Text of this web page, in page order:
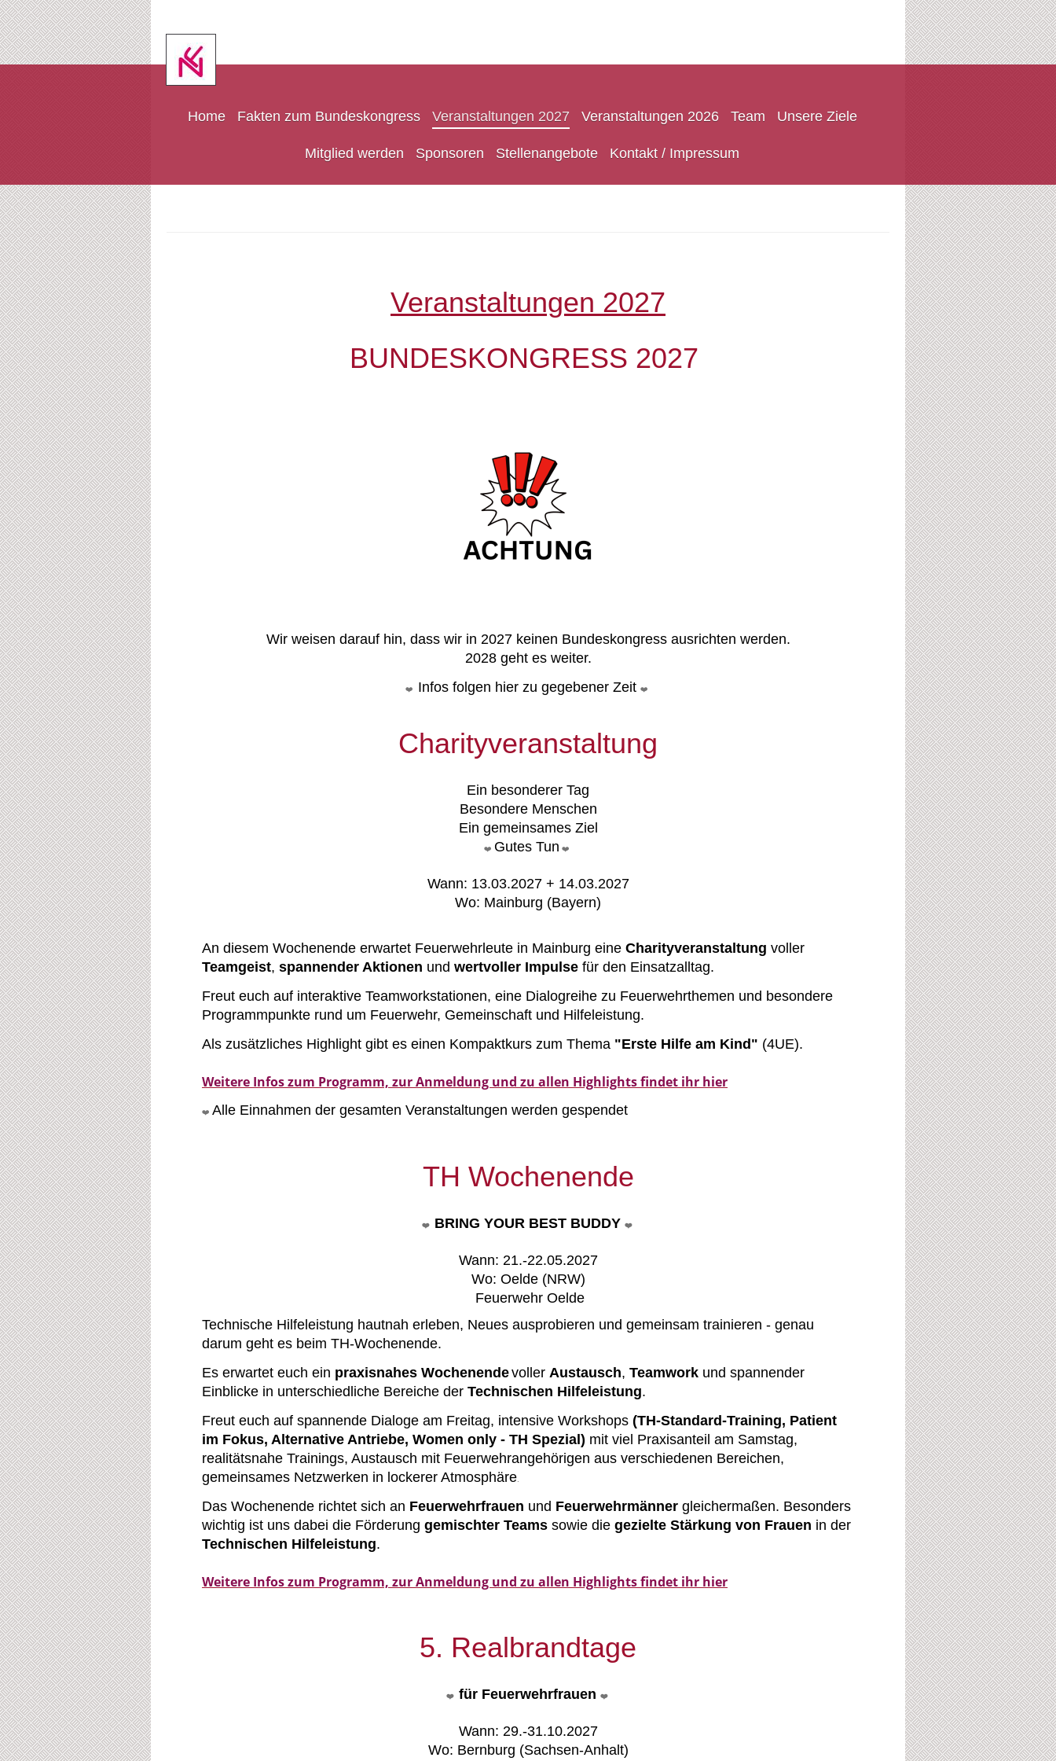
Home Fakten zum Bundeskongress Veranstaltungen 2027 Veranstaltungen 2026 Team Unsere Ziele
Mitglied werden Sponsoren Stellenangebote Kontakt / Impressum
Veranstaltungen 2027
BUNDESKONGRESS 2027
Wir weisen darauf hin, dass wir in 2027 keinen Bundeskongress ausrichten werden.
2028 geht es weiter.
❤️ Infos folgen hier zu gegebener Zeit ❤️
Charityveranstaltung
Ein besonderer Tag
Besondere Menschen
Ein gemeinsames Ziel
❤️ Gutes Tun ❤️
Wann: 13.03.2027 + 14.03.2027
Wo: Mainburg (Bayern)
An diesem Wochenende erwartet Feuerwehrleute in Mainburg eine Charityveranstaltung voller
Teamgeist, spannender Aktionen und wertvoller Impulse für den Einsatzalltag.
Freut euch auf interaktive Teamworkstationen, eine Dialogreihe zu Feuerwehrthemen und besondere
Programmpunkte rund um Feuerwehr, Gemeinschaft und Hilfeleistung.
Als zusätzliches Highlight gibt es einen Kompaktkurs zum Thema "Erste Hilfe am Kind" (4UE).
Weitere Infos zum Programm, zur Anmeldung und zu allen Highlights findet ihr hier
❤️ Alle Einnahmen der gesamten Veranstaltungen werden gespendet
TH Wochenende
❤️ BRING YOUR BEST BUDDY ❤️
Wann: 21.-22.05.2027
Wo: Oelde (NRW)
Feuerwehr Oelde
Technische Hilfeleistung hautnah erleben, Neues ausprobieren und gemeinsam trainieren - genau
darum geht es beim TH-Wochenende.
Es erwartet euch ein praxisnahes Wochenendevoller Austausch, Teamwork und spannender
Einblicke in unterschiedliche Bereiche der Technischen Hilfeleistung.
Freut euch auf spannende Dialoge am Freitag, intensive Workshops (TH-Standard-Training, Patient
im Fokus, Alternative Antriebe, Women only - TH Spezial) mit viel Praxisanteil am Samstag,
realitätsnahe Trainings, Austausch mit Feuerwehrangehörigen aus verschiedenen Bereichen,
gemeinsames Netzwerken in lockerer Atmosphäre
Das Wochenende richtet sich an Feuerwehrfrauen und Feuerwehrmänner gleichermaßen. Besonders
wichtig ist uns dabei die Förderung gemischter Teams sowie die gezielte Stärkung von Frauen in der
Technischen Hilfeleistung.
Weitere Infos zum Programm, zur Anmeldung und zu allen Highlights findet ihr hier
5. Realbrandtage
❤️ für Feuerwehrfrauen ❤️
Wann: 29.-31.10.2027
Wo: Bernburg (Sachsen-Anhalt)